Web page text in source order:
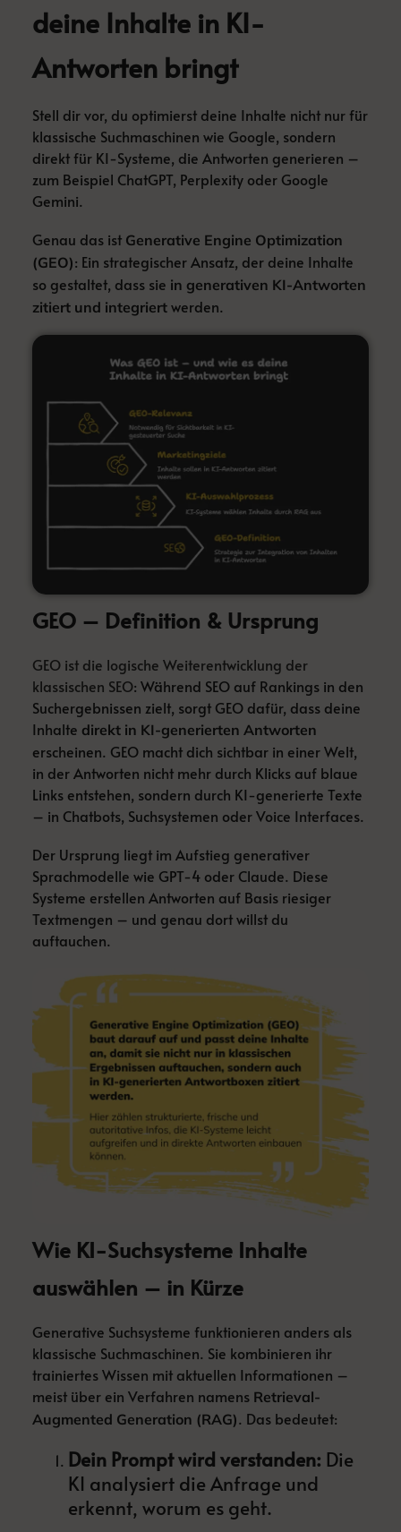
deine Inhalte in KI-
Antworten bringt
Stell dir vor, du optimierst deine Inhalte nicht nur für
klassische Suchmaschinen wie Google, sondern
direkt für KI-Systeme, die Antworten generieren –
zum Beispiel ChatGPT, Perplexity oder Google
Gemini.
Genau das ist Generative Engine Optimization
(GEO): Ein strategischer Ansatz, der deine Inhalte
so gestaltet, dass sie in generativen KI-Antworten
zitiert und integriert werden.
GEO – Definition & Ursprung
GEO ist die logische Weiterentwicklung der
klassischen SEO: Während SEO auf Rankings in den
Suchergebnissen zielt, sorgt GEO dafür, dass deine
Inhalte direkt in KI-generierten Antworten
erscheinen. GEO macht dich sichtbar in einer Welt,
in der Antworten nicht mehr durch Klicks auf blaue
Links entstehen, sondern durch KI-generierte Texte
– in Chatbots, Suchsystemen oder Voice Interfaces.
Der Ursprung liegt im Aufstieg generativer
Sprachmodelle wie GPT-4 oder Claude. Diese
Systeme erstellen Antworten auf Basis riesiger
Textmengen – und genau dort willst du
auftauchen.
Wie KI-Suchsysteme Inhalte
auswählen – in Kürze
Generative Suchsysteme funktionieren anders als
klassische Suchmaschinen. Sie kombinieren ihr
trainiertes Wissen mit aktuellen Informationen –
meist über ein Verfahren namens Retrieval-
Augmented Generation (RAG). Das bedeutet:
Dein Prompt wird verstanden: Die
KI analysiert die Anfrage und
erkennt, worum es geht.